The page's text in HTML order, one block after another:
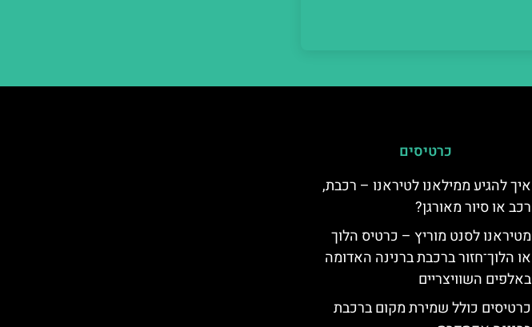
כרטיסים
איך להגיע ממילאנו לטיראנו – רכבת,
רכב או סיור מאורגן?
מטיראנו לסנט מוריץ – כרטיס הלוך
או הלוך־חזור ברכבת ברנינה האדומה
באלפים השוויצריים
כרטיסים כולל שמירת מקום ברכבת